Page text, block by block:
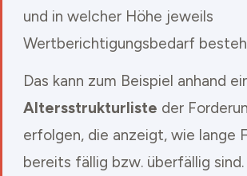
und in welcher Höhe jeweils
Wertberichtigungsbedarf
Das kann zum Beispiel anhand
Altersstrukturliste der
erfolgen, die anzeigt, wie lange
bereits fällig bzw. überfällig sind.